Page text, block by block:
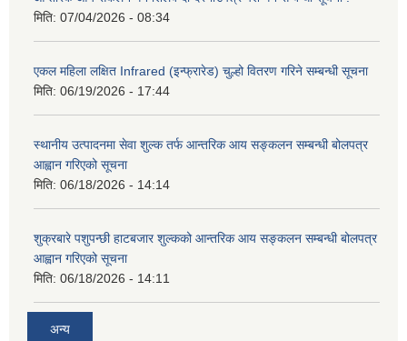
मिति: 07/04/2026 - 08:34
एकल महिला लक्षित Infrared (इन्फ्रारेड) चुल्हो वितरण गरिने सम्बन्धी सूचना
मिति: 06/19/2026 - 17:44
स्थानीय उत्पादनमा सेवा शुल्क तर्फ आन्तरिक आय सङ्कलन सम्बन्धी बोलपत्र
आह्वान गरिएको सूचना
मिति: 06/18/2026 - 14:14
शुक्रबारे पशुपन्छी हाटबजार शुल्कको आन्तरिक आय सङ्कलन सम्बन्धी बोलपत्र
आह्वान गरिएको सूचना
मिति: 06/18/2026 - 14:11
अन्य